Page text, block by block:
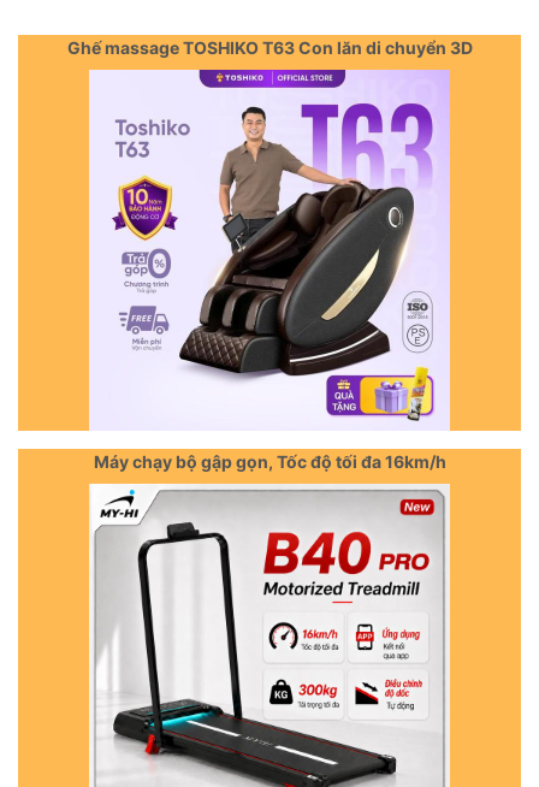
Ghế massage TOSHIKO T63 Con lăn di chuyển 3D
Máy chạy bộ gập gọn, Tốc độ tối đa 16km/h